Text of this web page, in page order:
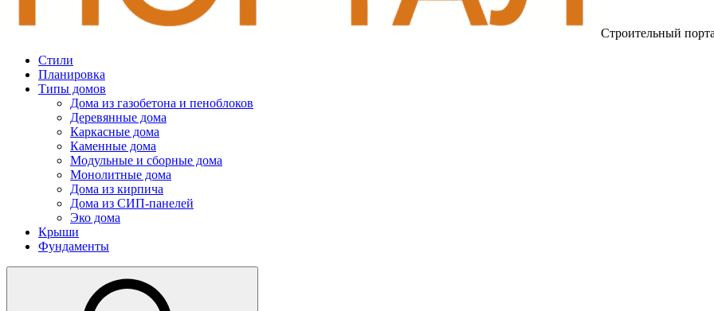
Строительный
Стили
Планировка
Типы домов
Дома из газобетона и пеноблоков
Деревянные дома
Каркасные дома
Каменные дома
Модульные и сборные дома
Монолитные дома
Дома из кирпича
Дома из СИП-панелей
Эко дома
Крыши
Фундаменты